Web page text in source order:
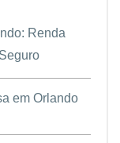
Renda
em Orlando